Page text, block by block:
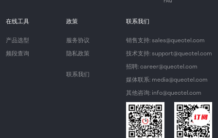
在线工具
产品选型
频段查询
政策
服务协议
隐私政策
联系我们
联系我们
销售支持: sales@quectel.com
技术支持: support@quectel.com
招聘: career@quectel.com
媒体联系: media@quectel.com
其他咨询: info@quectel.com